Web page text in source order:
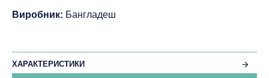
Виробник: Бангладеш
ХАРАКТЕРИСТИКИ